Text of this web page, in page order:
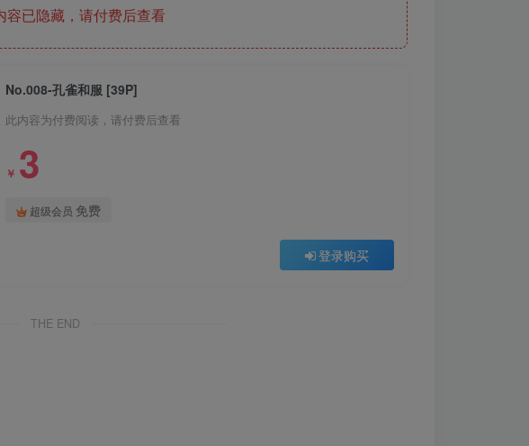
已隐藏，请付费后查看
No.008-孔雀和服 [39P]
此内容为付费阅读，请付费后查看
￥ 3
超级会员 免费
登录购买
THE END